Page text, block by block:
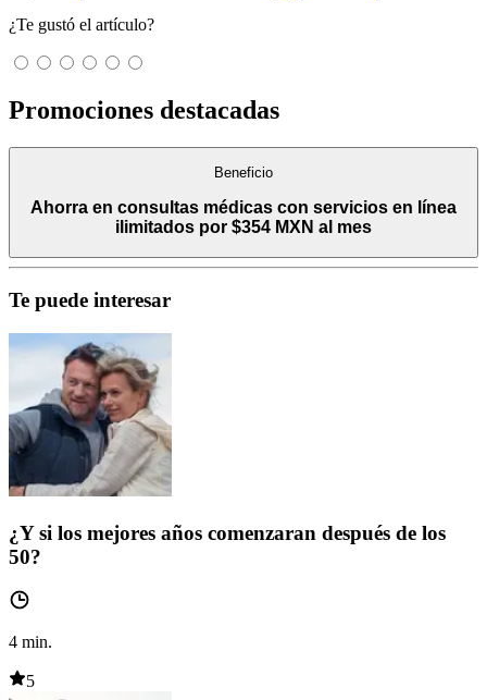
¿Te gustó el artículo?
Promociones destacadas
Beneficio
Ahorra en consultas médicas con servicios en línea
ilimitados por $354 MXN al mes
Te puede interesar
¿Y si los mejores años comenzaran después de los
50?
4 min.
5